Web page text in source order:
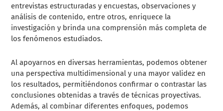
entrevistas estructuradas y encuestas, observaciones y
análisis de contenido, entre otros, enriquece la
investigación y brinda una comprensión más completa de
los fenómenos estudiados.
Al apoyarnos en diversas herramientas, podemos obtener
una perspectiva multidimensional y una mayor validez en
los resultados, permitiéndonos confirmar o contrastar las
conclusiones obtenidas a través de técnicas proyectivas.
Además, al combinar diferentes enfoques, podemos